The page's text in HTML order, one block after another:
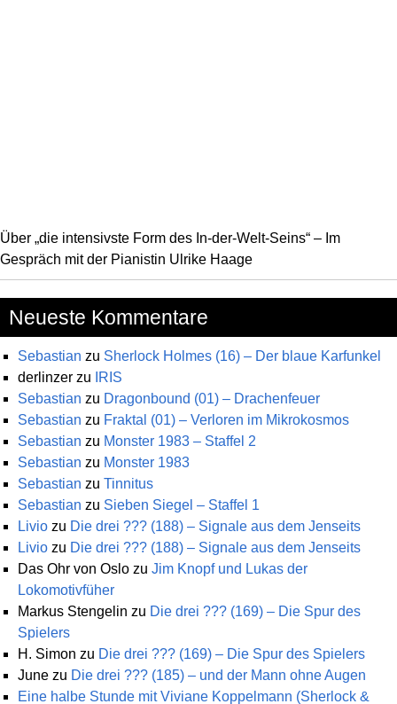
Über „die intensivste Form des In-der-Welt-Seins“ – Im
Gespräch mit der Pianistin Ulrike Haage
Neueste Kommentare
Sebastian zu Sherlock Holmes (16) – Der blaue Karfunkel
derlinzer zu
IRIS
Sebastian zu Dragonbound (01) – Drachenfeuer
Sebastian zu Fraktal (01) – Verloren im Mikrokosmos
Sebastian zu Monster 1983 – Staffel 2
Sebastian zu Monster 1983
Sebastian zu Tinnitus
Sebastian zu Sieben Siegel – Staffel 1
Livio zu Die drei ??? (188) – Signale aus dem Jenseits
Livio zu Die drei ??? (188) – Signale aus dem Jenseits
Das Ohr von Oslo zu Jim Knopf und Lukas der
Lokomotivfüher
Markus Stengelin zu Die drei ??? (169) – Die Spur des
Spielers
H. Simon zu Die drei ??? (169) – Die Spur des Spielers
June zu Die drei ??? (185) – und der Mann ohne Augen
Eine halbe Stunde mit Viviane Koppelmann (Sherlock &